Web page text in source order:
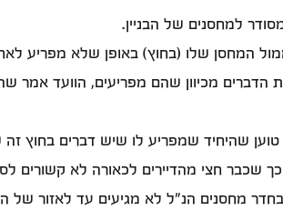
למחסנים של הבניין.
המחסן שלו (בחוץ) באופן שלא מפריע
הדברים מכיוון שהם מפריעים, הוועד
מחסנים הנ"ל לא מגיעים עד לאזור של